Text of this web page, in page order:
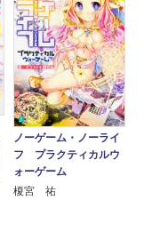
ノーゲーム・ノーライ
フ プラクティカルウ
ォーゲーム
榎宮 祐